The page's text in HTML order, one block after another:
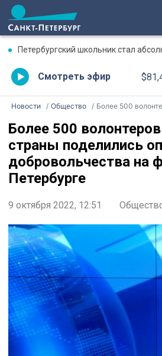
Петербургский школьник стал абсолютным
Смотреть эфир
Новости Общество Более 500 волонтеров со всей страны
Более 500
страны поделились
добровольчества на
Петербурге
9 октября 2022, 12:51